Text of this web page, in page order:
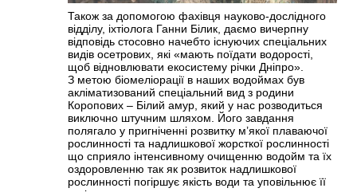
Також за допомогою фахівця науково-дослідного
відділу, іхтіолога Ганни Білик, даємо вичерпну
відповідь стосовно начебто існуючих спеціальних
видів осетрових, які «мають поїдати водорості,
щоб відновлювати екосистему річки Дніпро».
З метою біомеліорації в наших водоймах був
акліматизований спеціальний вид з родини
Коропових – Білий амур, який у нас розводиться
виключно штучним шляхом. Його завдання
полягало у пригніченні розвитку м’якої плаваючої
рослинності та надлишкової жорсткої рослинності
що сприяло інтенсивному очищенню водойм та їх
оздоровленню так як розвиток надлишкової
рослинності погіршує якість води та уповільнює її